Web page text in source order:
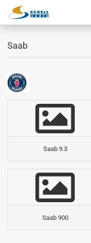
Saab
Saab 9.3
Saab 900